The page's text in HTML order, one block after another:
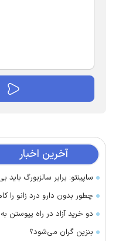
آخرین اخبار
ساپینتو: برابر سالزبورگ
چطور بدون دارو درد زانو
دو خرید آزاد در راه پیوستن
بنزین گران می‌شود؟